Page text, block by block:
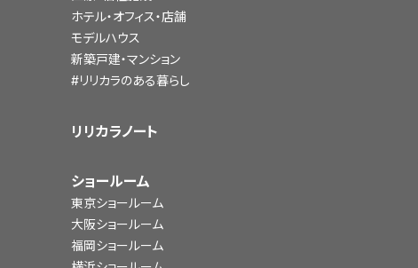
ホテル・オフィス・店舗
モデルハウス
新築戸建・マンション
#リリカラのある暮らし
リリカラノート
ショールーム
東京ショールーム
大阪ショールーム
福岡ショールーム